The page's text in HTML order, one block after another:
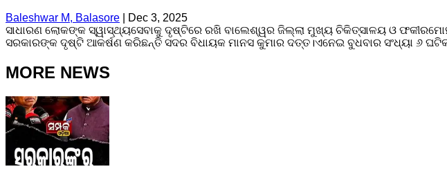
Baleshwar M, Balasore
Dec 3, 2025
ସାଧାରଣ ଲୋକଙ୍କ ସ୍ୱାସ୍ଥ୍ୟସେବାକୁ ଦୃଷ୍ଟିରେ ରଖି ବାଲେଶ୍ୱର ଜିଲ୍ଲା ମୁଖ୍ୟ ଚିକିତ୍ସାଳୟ ଓ
ସରକାରଙ୍କ ଦୃଷ୍ଟି ଆକର୍ଷଣ କରିଛନ୍ତି ସଦର ବିଧାୟକ ମାନସ କୁମାର ଦତ୍ତ।ଏନେଇ ବୁଧବାର ସଂଧ୍ୟା ୬
MORE NEWS